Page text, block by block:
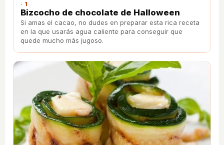
· 1
Bizcocho de chocolate de Halloween
Si amas el cacao, no dudes en preparar esta rica receta
en la que usarás agua caliente para conseguir que
quede mucho más jugoso.